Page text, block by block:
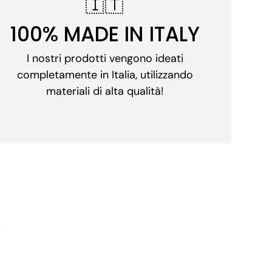
🇮🇹
100% MADE IN ITALY
I nostri prodotti vengono ideati
completamente in Italia, utilizzando
materiali di alta qualità!